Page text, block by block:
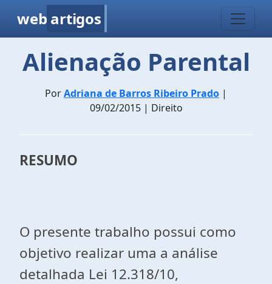
web artigos
Alienação Parental
PorAdriana de Barros Ribeiro Prado |
09/02/2015 | Direito
RESUMO
O presente trabalho possui como
objetivo realizar uma a análise
detalhada Lei 12.318/10,